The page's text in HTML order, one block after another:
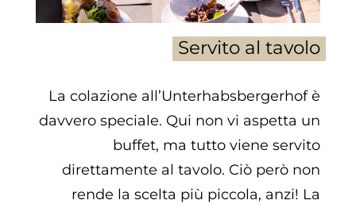
Servito al tavolo
La colazione all’Unterhabsbergerhof è
davvero speciale. Qui non vi aspetta un
buffet, ma tutto viene servito
direttamente al tavolo. Ciò però non
rende la scelta più piccola, anzi! La